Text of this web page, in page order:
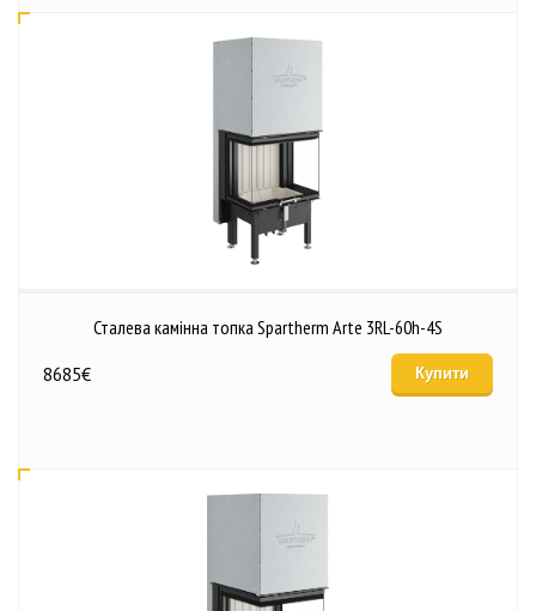
Сталева камінна топка Spartherm Arte 3RL-60h-4S
8685€ Купити